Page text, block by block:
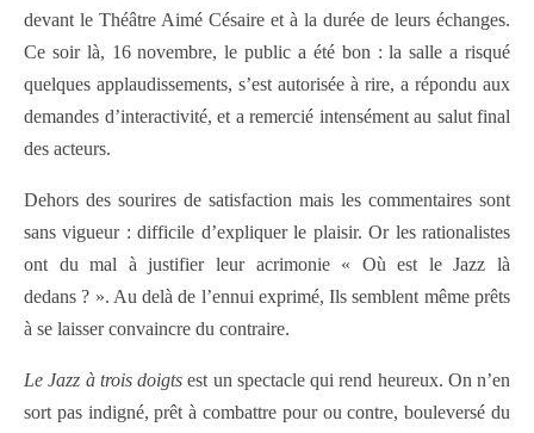
devant le Théâtre Aimé Césaire et à la durée de leurs échanges.
Ce soir là, 16 novembre, le public a été bon : la salle a risqué
quelques applaudissements, s’est autorisée à rire, a répondu aux
demandes d’interactivité, et a remercié intensément au salut final
des acteurs.
Dehors des sourires de satisfaction mais les commentaires sont
sans vigueur : difficile d’expliquer le plaisir. Or les rationalistes
ont du mal à justifier leur acrimonie « Où est le Jazz là
dedans ? ». Au delà de l’ennui exprimé, Ils semblent même prêts
à se laisser convaincre du contraire.
Le Jazz à trois doigts est un spectacle qui rend heureux. On n’en
sort pas indigné, prêt à combattre pour ou contre, bouleversé du